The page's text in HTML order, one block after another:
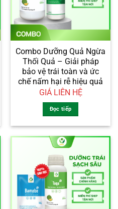
Combo Dưỡng Quả Ngừa
Thối Quả – Giải pháp
bảo vệ trái toàn và ức
chế nấm hại rễ hiệu quả
GIÁ LIÊN HỆ
Đọc tiếp